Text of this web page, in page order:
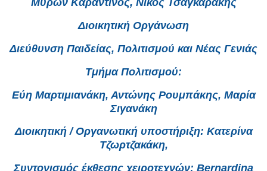
Μύρων Καραντινός, Νίκος Τσαγκαράκης
Διοικητική Οργάνωση
Διεύθυνση Παιδείας, Πολιτισμού και Νέας Γενιάς
Τμήμα Πολιτισμού:
Εύη Μαρτιμιανάκη, Αντώνης Ρουμπάκης, Μαρία
Σιγανάκη
Διοικητική / Οργανωτική υποστήριξη: Κατερίνα
Τζωρτζακάκη,
Συντονισμός έκθεσης χειροτεχνών: Bernardina